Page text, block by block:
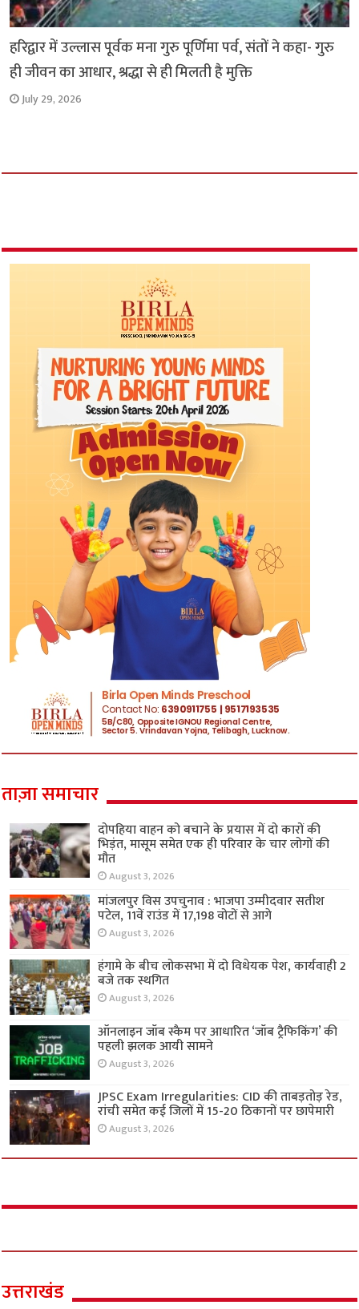
हरिद्वार में उल्लास पूर्वक मना गुरु पूर्णिमा पर्व, संतों ने कहा- गुरु
ही जीवन का आधार, श्रद्धा से ही मिलती है मुक्ति
July 29, 2026
ताज़ा समाचार
दोपहिया वाहन को बचाने के प्रयास में दो कारों की
भिड़ंत, मासूम समेत एक ही परिवार के चार लोगों की
मौत
August 3, 2026
मांजलपुर विस उपचुनाव : भाजपा उम्मीदवार सतीश
पटेल, 11वें राउंड में 17,198 वोटों से आगे
August 3, 2026
हंगामे के बीच लोकसभा में दो विधेयक पेश, कार्यवाही 2
बजे तक स्थगित
August 3, 2026
ऑनलाइन जॉब स्कैम पर आधारित ‘जॉब ट्रैफिकिंग’ की
पहली झलक आयी सामने
August 3, 2026
JPSC Exam Irregularities: CID की ताबड़तोड़ रेड,
रांची समेत कई जिलों में 15-20 ठिकानों पर छापेमारी
August 3, 2026
उत्तराखंड